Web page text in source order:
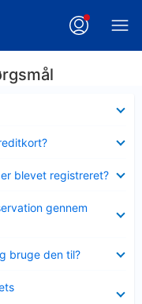
blevet registreret?
gennem
bruge den til?